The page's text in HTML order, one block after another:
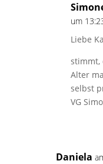
um
Liebe
stimmt,
Alter
selbst
VG
Daniela